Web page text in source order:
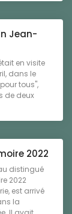
Jean-
en visite
dans le
tous",
de deux
2022
distingué
2022
est arrivé
la